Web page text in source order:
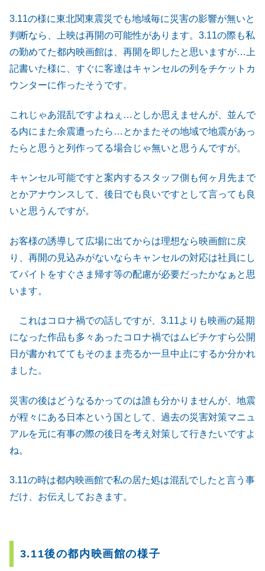
3.11の様に東北関東震災でも地域毎に災害の影響が無いと
判断なら、上映は再開の可能性があります。3.11の際も私
の勤めてた都内映画館は、再開を即したと思いますが…上
記書いた様に、すぐに客達はキャンセルの列をチケットカ
ウンターに作ったそうです。
これじゃあ混乱ですよねぇ…としか思えませんが、並んで
る内にまた余震遭ったら…とかまたその地域で地震があっ
たらと思うと列作ってる場合じゃ無いと思うんですが。
キャンセル可能ですと案内するスタッフ側も何ヶ月先まで
とかアナウンスして、後日でも良いですとして言っても良
いと思うんですが。
お客様の誘導して広場に出てからは理想なら映画館に戻
り、再開の見込みがないならキャンセルの対応は社員にし
てバイトをすぐさま帰す等の配慮が必要だったかなぁと思
います。
これはコロナ禍での話しですが、3.11よりも映画の延期
になった作品も多々あったコロナ禍ではムビチケすら公開
日が書かれててもそのまま売るか一旦中止にするか分かれ
ました。
災害の後はどうなるかってのは誰も分かりませんが、地震
が程々にある日本という国として、過去の災害対策マニュ
アルを元に有事の際の後日を考え対策して行きたいですよ
ね。
3.11の時は都内映画館で私の居た処は混乱でしたと言う事
だけ、お伝えしておきます。
3.11後の都内映画館の様子